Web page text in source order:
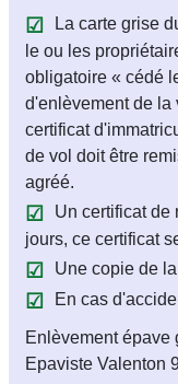
La carte grise
le ou les
obligatoire « cédé
d'enlèvement de la
certificat
de vol doit être
agréé.
Un certificat de
jours, ce certificat
Une copie de
En cas
Enlèvement épave
Epaviste Valenton